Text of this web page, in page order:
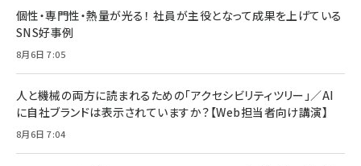
個性・専門性・熱量が光る！ 社員が主役となって成果を上げている
SNS好事例
8月6日 7:05
人と機械の両方に読まれるための「アクセシビリティツリー」／AI
に自社ブランドは表示されていますか？【Web担当者向け講演】
8月6日 7:04